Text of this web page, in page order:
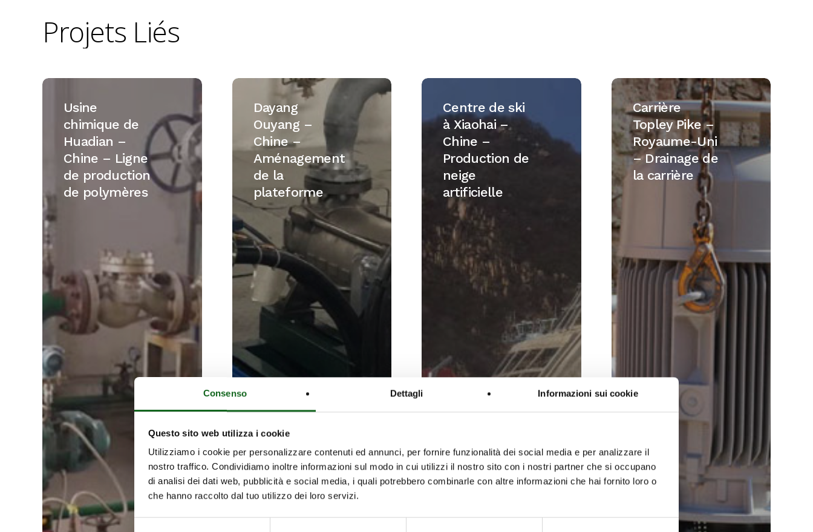
Consenso Dettagli Informazioni sui cookie
Questo sito web utilizza i cookie
Utilizziamo i cookie per personalizzare contenuti ed annunci, per fornire funzionalità dei social media e per analizzare il
nostro traffico. Condividiamo inoltre informazioni sul modo in cui utilizzi il nostro sito con i nostri partner che si occupano
di analisi dei dati web, pubblicità e social media, i quali potrebbero combinarle con altre informazioni che hai fornito loro o
che hanno raccolto dal tuo utilizzo dei loro servizi.
Projets Liés
Usine
chimique
Huadian
Chine
Ligne
de
production
de
polymères
Usine
chimique de
Huadian –
Chine – Ligne
de production
de polymères
Dayang
Ouyang
Chine
–
Aménagement
la
plateforme
Dayang
Ouyang –
Chine –
Aménagement
de la
plateforme
Centre
ski
Xiaohai
Chine
–
Production
neige
artificielle
Centre de ski
à Xiaohai –
Chine –
Production de
neige
artificielle
Carrière
Topley
Pike
–
Royaume-
Uni
–
Drainage
de
la
carrière
Carrière
Topley Pike –
Royaume-Uni
– Drainage de
la carrière